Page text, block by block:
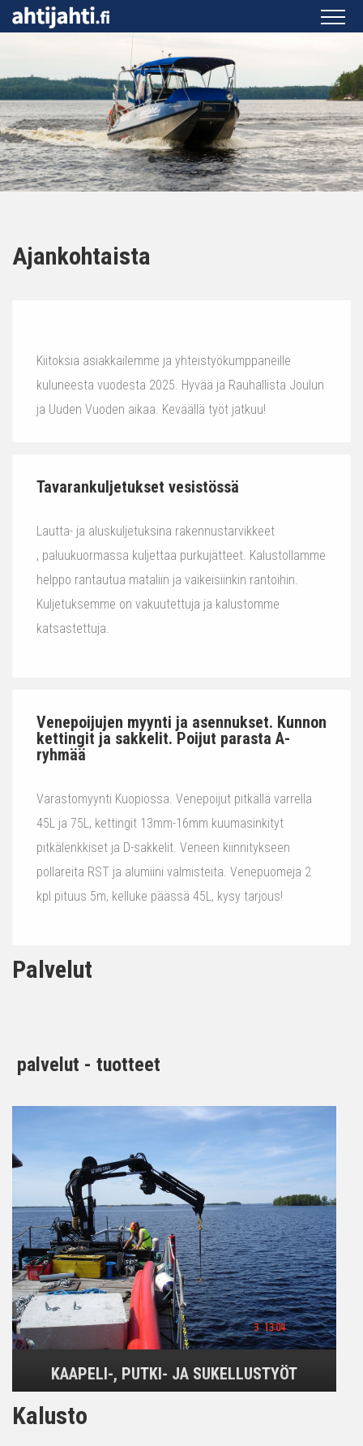
Ajankohtaista
Kiitoksia asiakkailemme ja yhteistyökumppaneille
kuluneesta vuodesta 2025. Hyvää ja Rauhallista Joulun
ja Uuden Vuoden aikaa. Keväällä työt jatkuu!
Tavarankuljetukset vesistössä
Lautta- ja aluskuljetuksina rakennustarvikkeet
, paluukuormassa kuljettaa purkujätteet. Kalustollamme
helppo rantautua mataliin ja vaikeisiinkin rantoihin.
Kuljetuksemme on vakuutettuja ja kalustomme
katsastettuja.
Venepoijujen myynti ja asennukset. Kunnon
kettingit ja sakkelit. Poijut parasta A-
ryhmää
Varastomyynti Kuopiossa. Venepoijut pitkällä varrella
45L ja 75L, kettingit 13mm-16mm kuumasinkityt
pitkälenkkiset ja D-sakkelit. Veneen kiinnitykseen
pollareita RST ja alumiini valmisteita. Venepuomeja 2
kpl pituus 5m, kelluke päässä 45L, kysy tarjous!
Palvelut
palvelut - tuotteet
KAAPELI-, PUTKI- JA SUKELLUSTYÖT
Kalusto